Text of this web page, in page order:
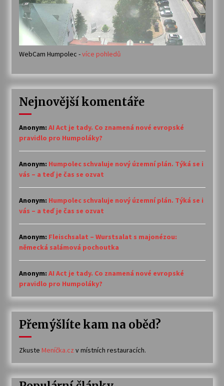
WebCam Humpolec -více pohledů
Nejnovější komentáře
Anonym: AI Act je tady. Co znamená nové evropské
pravidlo pro Humpoláky?
Anonym: Humpolec schvaluje nový územní plán. Týká se i
vás – a teď je čas se ozvat
Anonym: Humpolec schvaluje nový územní plán. Týká se i
vás – a teď je čas se ozvat
Anonym: Fleischsalat – Wurstsalat s majonézou:
německá salámová pochoutka
Anonym: AI Act je tady. Co znamená nové evropské
pravidlo pro Humpoláky?
Přemýšlíte kam na oběd?
Zkuste Meníčka.cz v místních restauracích.